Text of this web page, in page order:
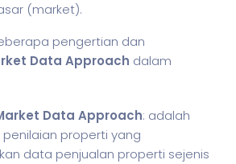
(market).
pengertian dan
Data Approach dalam
Data Approach: adalah
properti yang
data penjualan properti sejenis